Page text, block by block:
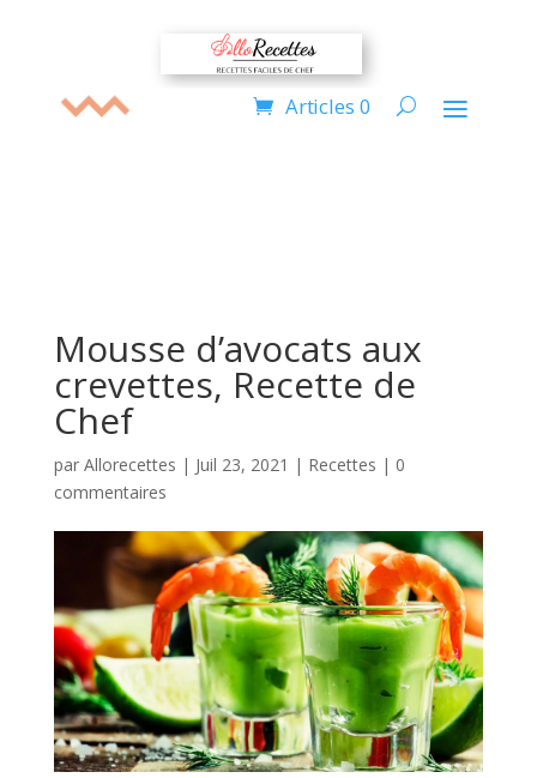
Articles 0
Mousse d’avocats aux
crevettes, Recette de
Chef
par Allorecettes | Juil 23, 2021 | Recettes | 0
commentaires